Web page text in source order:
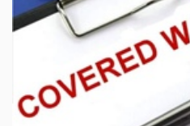
VIETSTOCKFINANCE
VĨ